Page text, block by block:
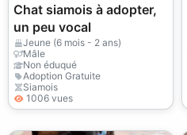
Chat siamois à adopter,
un peu vocal
Jeune (6 mois - 2 ans)
Mâle
Non éduqué
Adoption Gratuite
Siamois
1006 vues